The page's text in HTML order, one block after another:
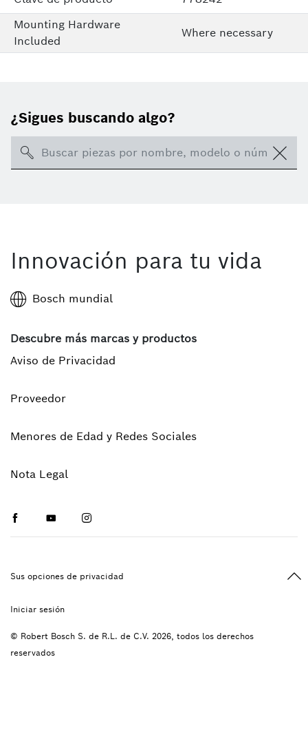
Mounting Hardware
Included
Where necessary
¿Sigues buscando algo?
Search
Innovación para tu vida
Bosch mundial
Descubre más marcas y productos
Aviso de Privacidad
Proveedor
Menores de Edad y Redes Sociales
Nota Legal
FacebookYoutubeInstagram
Sus opciones de privacidad
Iniciar sesión
© Robert Bosch S. de R.L. de C.V. 2026, todos los derechos
reservados